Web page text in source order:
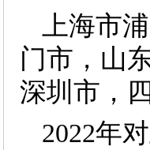
上海市
门市，山
深圳市，
2022年